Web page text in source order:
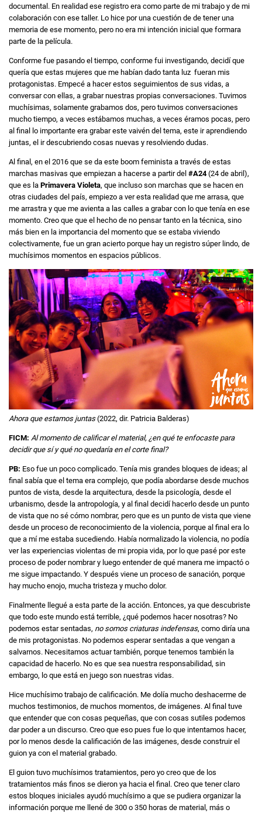
documental. En realidad ese registro era como parte de mi trabajo y de mi
colaboración con ese taller. Lo hice por una cuestión de de tener una
memoria de ese momento, pero no era mi intención inicial que formara
parte de la película.
Conforme fue pasando el tiempo, conforme fui investigando, decidí que
quería que estas mujeres que me habían dado tanta luz fueran mis
protagonistas. Empecé a hacer estos seguimientos de sus vidas, a
conversar con ellas, a grabar nuestras propias conversaciones. Tuvimos
muchísimas, solamente grabamos dos, pero tuvimos conversaciones
mucho tiempo, a veces estábamos muchas, a veces éramos pocas, pero
al final lo importante era grabar este vaivén del tema, este ir aprendiendo
juntas, el ir descubriendo cosas nuevas y resolviendo dudas.
Al final, en el 2016 que se da este boom feminista a través de estas
marchas masivas que empiezan a hacerse a partir del #A24(24 de abril),
que es la Primavera Violeta, que incluso son marchas que se hacen en
otras ciudades del país, empiezo a ver esta realidad que me arrasa, que
me arrastra y que me avienta a las calles a grabar con lo que tenía en ese
momento. Creo que que el hecho de no pensar tanto en la técnica, sino
más bien en la importancia del momento que se estaba viviendo
colectivamente, fue un gran acierto porque hay un registro súper lindo, de
muchísimos momentos en espacios públicos.
Ahora que estamos juntas(2022, dir. Patricia Balderas)
FICM: Al momento de calificar el material, ¿en qué te enfocaste para
decidir que sí y qué no quedaría en el corte final?
PB: Eso fue un poco complicado. Tenía mis grandes bloques de ideas; al
final sabía que el tema era complejo, que podía abordarse desde muchos
puntos de vista, desde la arquitectura, desde la psicología, desde el
urbanismo, desde la antropología, y al final decidí hacerlo desde un punto
de vista que no sé cómo nombrar, pero que es un punto de vista que viene
desde un proceso de reconocimiento de la violencia, porque al final era lo
que a mí me estaba sucediendo. Había normalizado la violencia, no podía
ver las experiencias violentas de mi propia vida, por lo que pasé por este
proceso de poder nombrar y luego entender de qué manera me impactó o
me sigue impactando. Y después viene un proceso de sanación, porque
hay mucho enojo, mucha tristeza y mucho dolor.
Finalmente llegué a esta parte de la acción. Entonces, ya que descubriste
que todo este mundo está terrible, ¿qué podemos hacer nosotras? No
podemos estar sentadas, no somos criaturas indefensas, como diría una
de mis protagonistas. No podemos esperar sentadas a que vengan a
salvarnos. Necesitamos actuar también, porque tenemos también la
capacidad de hacerlo. No es que sea nuestra responsabilidad, sin
embargo, lo que está en juego son nuestras vidas.
Hice muchísimo trabajo de calificación. Me dolía mucho deshacerme de
muchos testimonios, de muchos momentos, de imágenes. Al final tuve
que entender que con cosas pequeñas, que con cosas sutiles podemos
dar poder a un discurso. Creo que eso pues fue lo que intentamos hacer,
por lo menos desde la calificación de las imágenes, desde construir el
guion ya con el material grabado.
El guion tuvo muchísimos tratamientos, pero yo creo que de los
tratamientos más finos se dieron ya hacia el final. Creo que tener claro
estos bloques iniciales ayudó muchísimo a que se pudiera organizar la
información porque me llené de 300 o 350 horas de material, más o